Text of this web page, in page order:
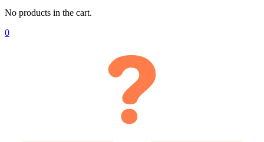
No products in the cart.
0